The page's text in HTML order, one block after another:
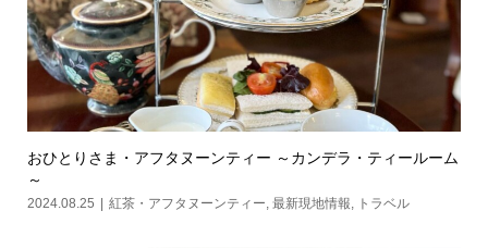
おひとりさま・アフタヌーンティー ～カンデラ・ティールーム
～
2024.08.25 紅茶・アフタヌーンティー, 最新現地情報, トラベル